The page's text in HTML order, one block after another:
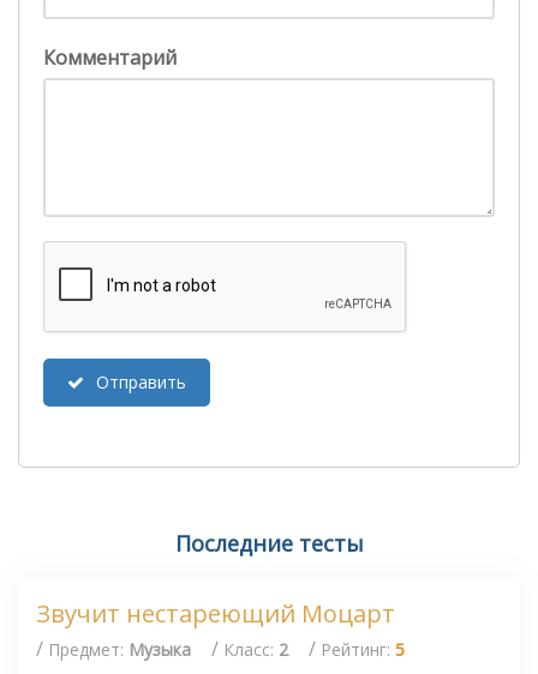
Комментарий
Отправить
Последние тесты
Звучит нестареющий Моцарт
/ Предмет: Музыка / Класс: 2 / Рейтинг: 5